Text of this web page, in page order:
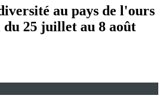
au pays de l'ours
du 25 juillet au 8 août